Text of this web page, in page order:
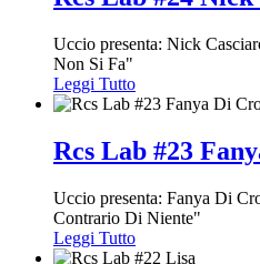
Uccio presenta: Nick
Non Si Fa"
Leggi Tutto
Rcs Lab #23
Uccio presenta: Fanya Di
Contrario Di Niente"
Leggi Tutto